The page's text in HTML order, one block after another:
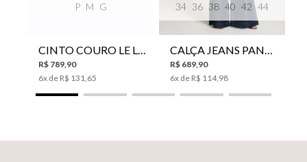
P M G
CINTO COURO LE LIS SUKI FEMININO
R$ 789,90
6x de R$ 131,65
34 36 38 40 42 44
CALÇA JEANS PANTA WIDE LE LIS ISIS FEMININA
R$ 689,90
6x de R$ 114,98